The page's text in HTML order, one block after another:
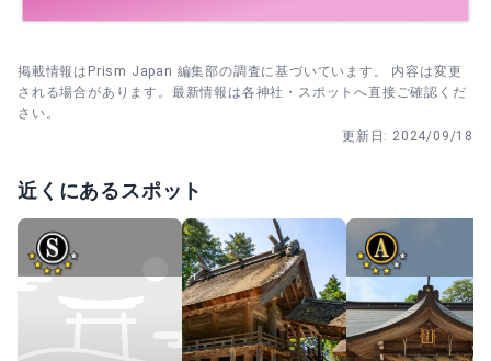
掲載情報はPrism Japan 編集部の調査に基づいています。 内容は変更
される場合があります。最新情報は各神社・スポットへ直接ご確認くだ
さい。
更新日: 2024/09/18
近くにあるスポット